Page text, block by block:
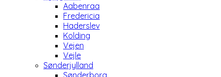
Aabenraa
Fredericia
Haderslev
Kolding
Vejen
Vejle
Sønderjylland
Sønderborg